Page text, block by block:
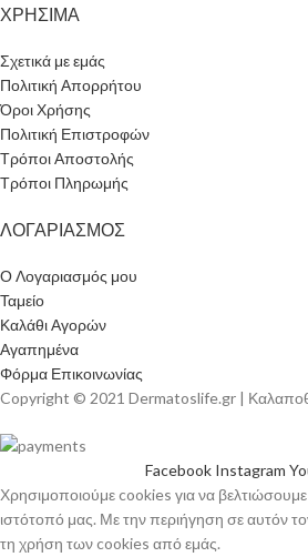
ΧΡΗΣΙΜΑ
Σχετικά με εμάς
Πολιτική Απορρήτου
Όροι Χρήσης
Πολιτική Επιστροφών
Τρόποι Αποστολής
Τρόποι Πληρωμής
ΛΟΓΑΡΙΑΣΜΟΣ
Ο Λογαριασμός μου
Ταμείο
Καλάθι Αγορών
Αγαπημένα
Φόρμα Επικοινωνίας
Copyright © 2021 Dermatoslife.gr |
Facebook Instagram
Χρησιμοποιούμε cookies για να
ιστότοπό μας. Με την περιήγηση σε αυτόν
τη χρήση των cookies από εμάς.